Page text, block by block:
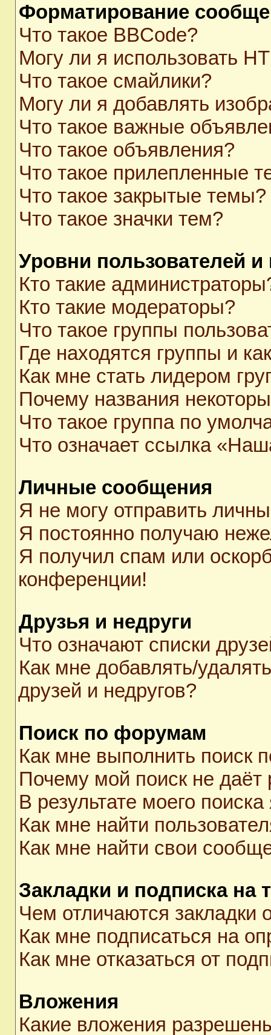
Форматирование
Что такое BBCode?
Могу ли я использовать
Что такое смайлики?
Могу ли я добавлять
Что такое важные
Что такое объявления?
Что такое прилепленные
Что такое закрытые темы?
Что такое значки тем?
Уровни пользователей и
Кто такие
Кто такие модераторы?
Что такое группы
Где находятся группы и
Как мне стать лидером
Почему названия
Что такое группа по
Что означает ссылка
Личные сообщения
Я не могу отправить
Я постоянно получаю
Я получил спам или
конференции!
Друзья и недруги
Что означают списки
Как мне добавлять/
друзей и недругов?
Поиск по форумам
Как мне выполнить
Почему мой поиск не даёт
В результате моего
Как мне найти
Как мне найти свои
Закладки и подписка на
Чем отличаются закладки
Как мне подписаться на
Как мне отказаться от
Вложения
Какие вложения